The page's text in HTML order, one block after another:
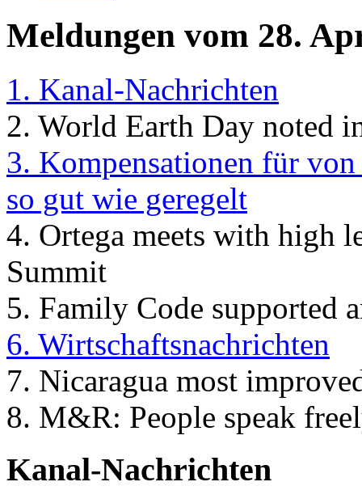
Meldungen vom 28.
1. Kanal-Nachrichten
2. World Earth Day noted
3. Kompensationen für
so gut wie geregelt
4. Ortega meets with high
Summit
5. Family Code supported
6. Wirtschaftsnachrichten
7. Nicaragua most
8. M&R: People speak
Kanal-Nachrichten